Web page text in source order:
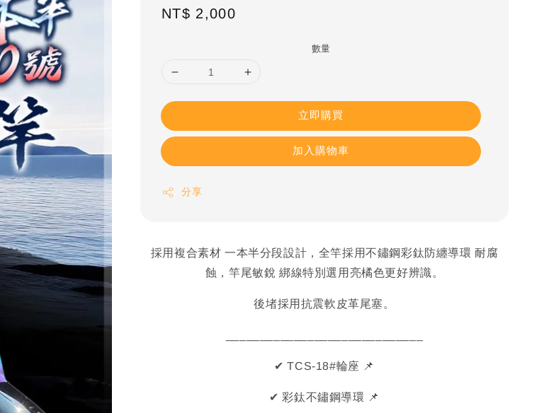
Regular
NT$ 2,000
數量
立即購買
加入購物車
分享
採用複合素材 一本半分段設計，全竿採用不鏽鋼彩鈦防纏導環 耐腐
蝕，竿尾敏銳 綁線特別選用亮橘色更好辨識。
後堵採用抗震軟皮革尾塞。
✔ TCS-18#輪座 📌
✔ 彩鈦不鏽鋼導環 📌